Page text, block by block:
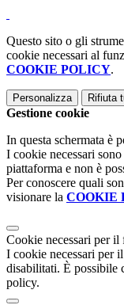
Questo sito o gli
cookie necessari al
COOKIE POLICY.
Personalizza Rifiuta
Gestione cookie
In questa schermata è
I cookie necessari
piattaforma e non è
Per conoscere quali
visionare la COOKIE
Cookie necessari per il
I cookie necessari per
disabilitati. È possibile
policy.